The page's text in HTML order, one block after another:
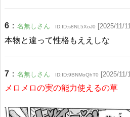
6 ： 名無しさん ID:ID:s8NL5XoJ0 [2025/11/
本物と違って性格もええしな
7 ： 名無しさん ID:ID:9BNMoQhT0 [2025/11/
メロメロの実の能力使えるの草